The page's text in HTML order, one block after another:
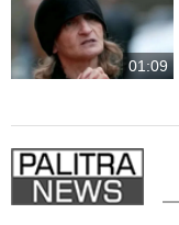
01:09